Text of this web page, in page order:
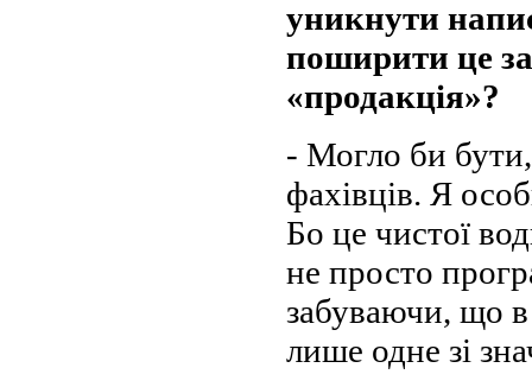
уникнути
поширити це
«продакція»?
- Могло би
фахівців. Я
Бо це чистої
не просто
забуваючи, що в
лише одне зі